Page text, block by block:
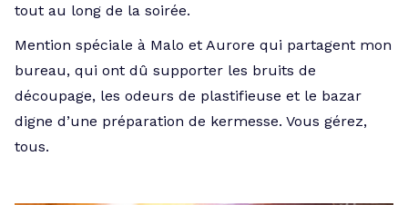
tout au long de la soirée.
Mention spéciale à Malo et Aurore qui partagent mon
bureau, qui ont dû supporter les bruits de
découpage, les odeurs de plastifieuse et le bazar
digne d’une préparation de kermesse. Vous gérez,
tous.